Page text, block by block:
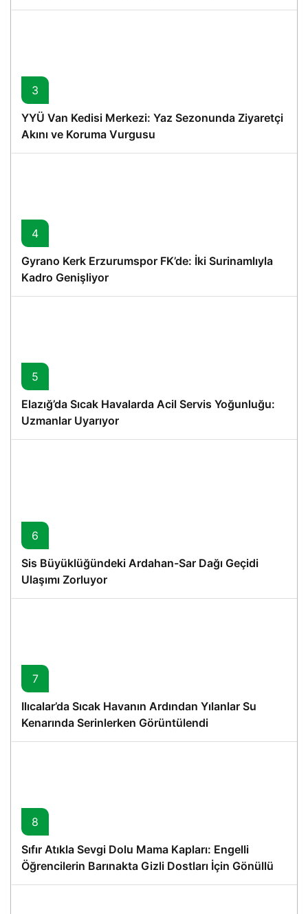
3
YYÜ Van Kedisi Merkezi: Yaz Sezonunda Ziyaretçi
Akını ve Koruma Vurgusu
4
Gyrano Kerk Erzurumspor FK’de: İki Surinamlıyla
Kadro Genişliyor
5
Elazığ’da Sıcak Havalarda Acil Servis Yoğunluğu:
Uzmanlar Uyarıyor
6
Sis Büyüklüğündeki Ardahan-Sar Dağı Geçidi
Ulaşımı Zorluyor
7
Ilıcalar’da Sıcak Havanın Ardından Yılanlar Su
Kenarında Serinlerken Görüntülendi
8
Sıfır Atıkla Sevgi Dolu Mama Kapları: Engelli
Öğrencilerin Barınakta Gizli Dostları İçin Gönüllü
Proje